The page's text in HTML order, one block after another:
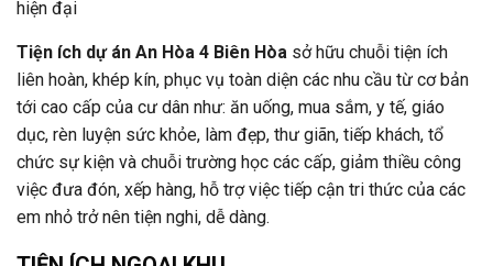
hiện đại
Tiện ích dự án An Hòa 4 Biên Hòa sở hữu chuỗi tiện ích
liên hoàn, khép kín, phục vụ toàn diện các nhu cầu từ cơ bản
tới cao cấp của cư dân như: ăn uống, mua sắm, y tế, giáo
dục, rèn luyện sức khỏe, làm đẹp, thư giãn, tiếp khách, tổ
chức sự kiện và chuỗi trường học các cấp, giảm thiều công
việc đưa đón, xếp hàng, hỗ trợ việc tiếp cận tri thức của các
em nhỏ trở nên tiện nghi, dễ dàng.